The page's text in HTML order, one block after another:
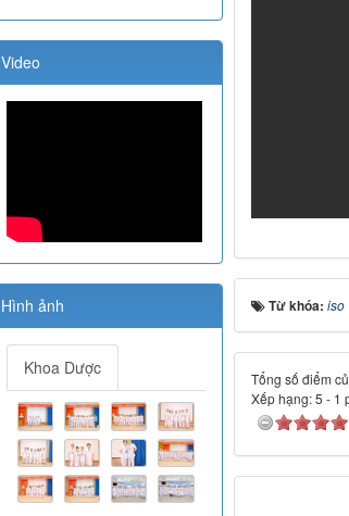
Từ khóa: iso
Tổng số điểm
Xếp hạng:5 - 1
Video
Hình ảnh
Khoa Dược